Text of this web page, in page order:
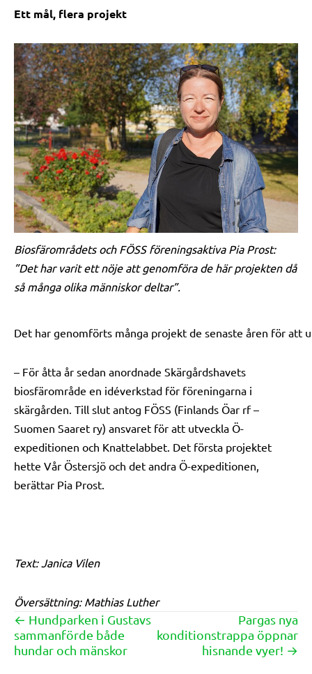
Ett mål, flera projekt
Biosfärområdets och FÖSS föreningsaktiva Pia Prost:
”Det har varit ett nöje att genomföra de här projekten då
så många olika människor deltar”.
Det har genomförts många projekt de senaste åren för att
– För åtta år sedan anordnade Skärgårdshavets
biosfärområde en idéverkstad för föreningarna i
skärgården. Till slut antog FÖSS (Finlands Öar rf –
Suomen Saaret ry) ansvaret för att utveckla Ö-
expeditionen och Knattelabbet. Det första projektet
hette Vår Östersjö och det andra Ö-expeditionen,
berättar Pia Prost.
Text: Janica Vilen
Översättning: Mathias Luther
Posts
navigation
← Hundparken i Gustavs
sammanförde både
hundar och mänskor
Pargas nya
konditionstrappa öppnar
hisnande vyer! →